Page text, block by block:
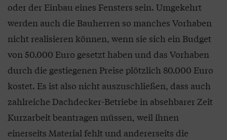
oder der Einbau eines Fensters sein. Umgekehrt
werden auch die Bauherren so manches Vorhaben
nicht realisieren können, wenn sie sich ein Budget
von 50.000 Euro gesetzt haben und das Vorhaben
durch die gestiegenen Preise plötzlich 80.000 Euro
kostet. Es ist also nicht auszuschließen, dass auch
zahlreiche Dachdecker-Betriebe in absehbarer Zeit
Kurzarbeit beantragen müssen, weil ihnen
einerseits Material fehlt und andererseits die